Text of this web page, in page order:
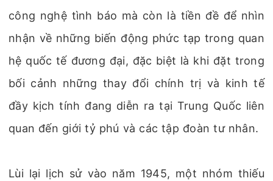
công nghệ tình báo mà còn là tiền đề để nhìn
nhận về những biến động phức tạp trong quan
hệ quốc tế đương đại, đặc biệt là khi đặt trong
bối cảnh những thay đổi chính trị và kinh tế
đầy kịch tính đang diễn ra tại Trung Quốc liên
quan đến giới tỷ phú và các tập đoàn tư nhân.
Lùi lại lịch sử vào năm 1945, một nhóm thiếu